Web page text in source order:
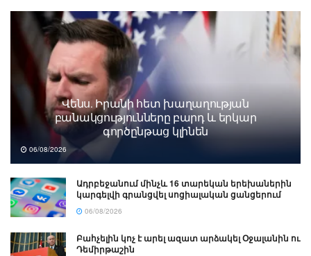
Վենս․ Իրանի հետ խաղաղության
բանակցությունները բարդ և երկար
գործընթաց կլինեն
06/08/2026
Ադրբեջանում մինչև 16 տարեկան երեխաներին
կարգելվի գրանցվել սոցիալական ցանցերում
06/08/2026
Բահչելին կոչ է արել ազատ արձակել Օջալանին ու
Դեմիրթաշին